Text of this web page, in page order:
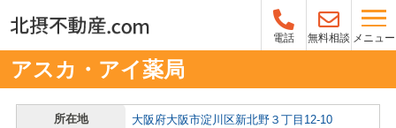
電話 無料相談 メニュー
アスカ・アイ薬局
所在地 大阪府大阪市淀川区新北野３丁目12-10